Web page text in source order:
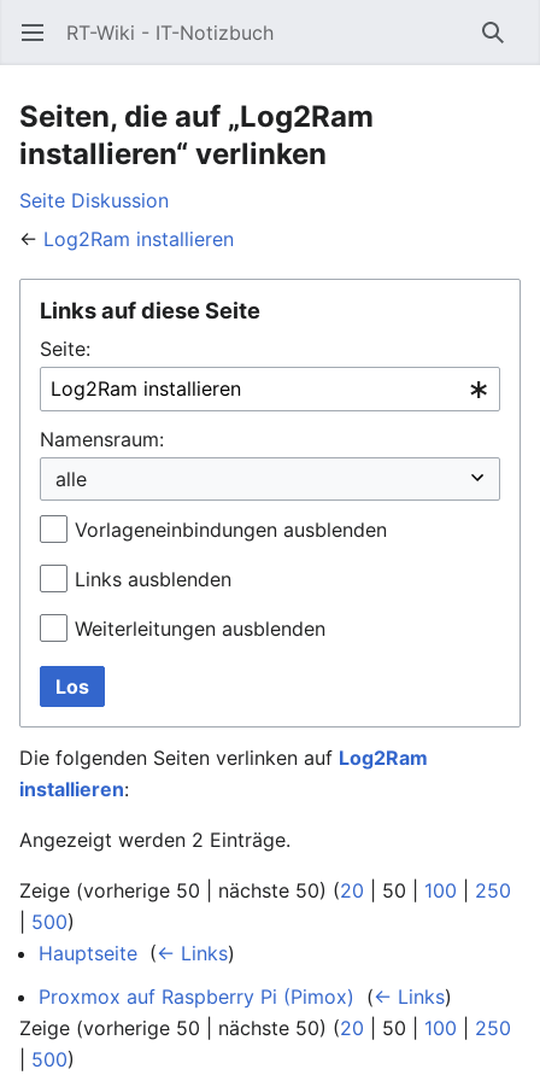
Hauptmenü öffnen RT-Wiki - IT-Notizbuch
Seiten, die auf „Log2Ram
installieren“ verlinken
Seite Diskussion
← Log2Ram installieren
Links auf diese Seite
Seite:
Namensraum:
Vorlageneinbindungen ausblenden
Links ausblenden
Weiterleitungen ausblenden
Los
Die folgenden Seiten verlinken auf Log2Ram
installieren:
Angezeigt werden 2 Einträge.
Zeige (vorherige 50 nächste 50) (20 50 100
250
500)
Hauptseite (← Links)
Proxmox auf Raspberry Pi (Pimox)
(← Links)
Zeige (vorherige 50 nächste 50) (20 50 100
250
500)